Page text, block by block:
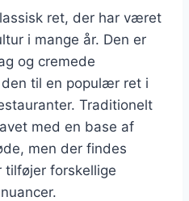
ret, der har været
i mange år. Den er
og cremede
til en populær ret i
Traditionelt
med en base af
men der findes
tilføjer forskellige